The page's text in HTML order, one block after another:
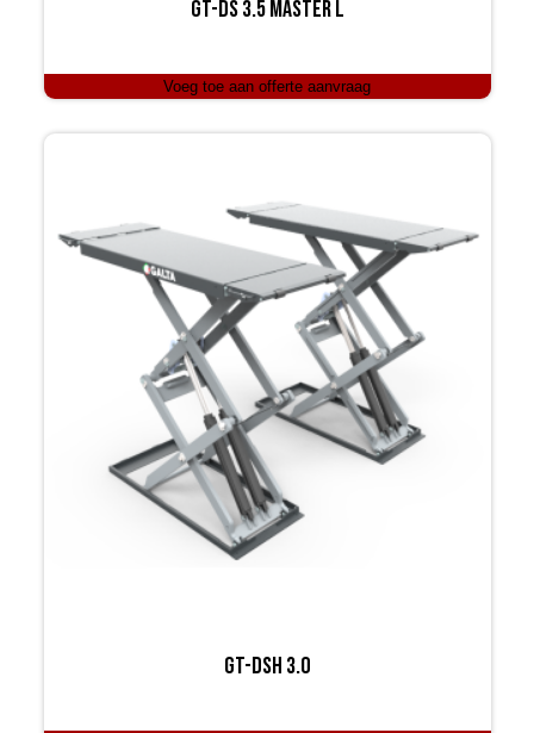
GT-DS 3.5 Master L
Voeg toe aan offerte aanvraag
GT-DSH 3.0